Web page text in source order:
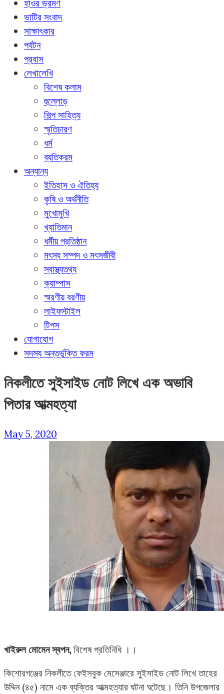
হাওর ভ্রমণ
ভাটির সংবাদ
সাক্ষাৎকার
পর্যটন
প্রবাস
লেখালেখি
বিশেষ কলাম
হুল্লোড়
শিল্প সাহিত্য
স্মৃতিচারণ
ধর্ম
ব্যতিক্রম
অন্যান্য
ইতিহাস ও ঐতিহ্য
কৃষি ও অর্থনীতি
মুখোমুখি
খ্যাতিমান
ধর্মীয় প্রতিষ্ঠান
মৎস্য সম্পদ ও মৎসজীবী
স্বাস্থ্যতথ্য
ক্যাম্পাস
স্মরণীয় বরণীয়
লাইফস্টাইল
টিপস
যোগাযোগ
সদস্য অন্তর্ভুক্তি ফরম
নিকলীতে সুইসাইড নোট লিখে এক অভাবি
পিতার আত্মহত্যা
May 5, 2020
খাইরুল মোমেন স্বপন, বিশেষ প্রতিনিধি ।।
কিশোরগঞ্জের নিকলীতে ফেইসবুক মেসেঞ্জারে সুইসাইড নোট লিখে তাহের
উদ্দিন (৪৫) নামে এক ব্যক্তির আত্মহত্যার ঘটনা ঘটেছে। তিনি উপজেলার